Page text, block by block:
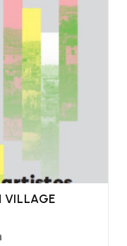
VILLAGE